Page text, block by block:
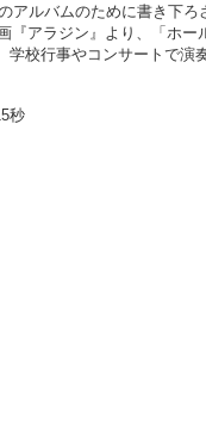
アルバムのために書き下
『アラジン』より、「ホ
学校行事やコンサートで
秒